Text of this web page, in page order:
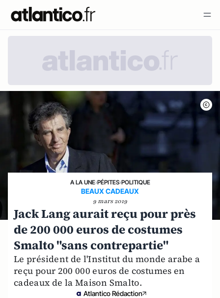
A LA UNE›PÉPITES›POLITIQUE
BEAUX CADEAUX
9 mars 2019
Jack Lang aurait reçu pour près
de 200 000 euros de costumes
Smalto "sans contrepartie"
Le président de l'Institut du monde arabe a
reçu pour 200 000 euros de costumes en
cadeaux de la Maison Smalto.
Atlantico Rédaction